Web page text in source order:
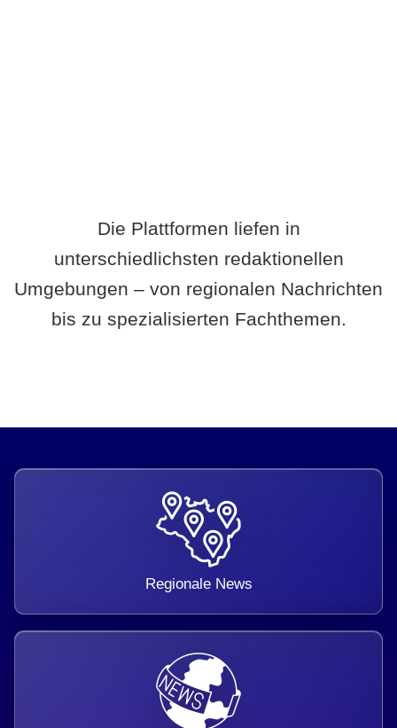
Die Plattformen liefen in
unterschiedlichsten redaktionellen
Umgebungen – von regionalen Nachrichten
bis zu spezialisierten Fachthemen.
Regionale News